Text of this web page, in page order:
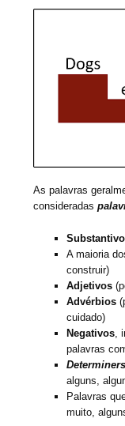
As palavras
consideradas
A maioria
construir)
Adjetivos
Advérbios
cuidado)
Negativos
palavras
Determiners
alguns,
Palavras
muito,